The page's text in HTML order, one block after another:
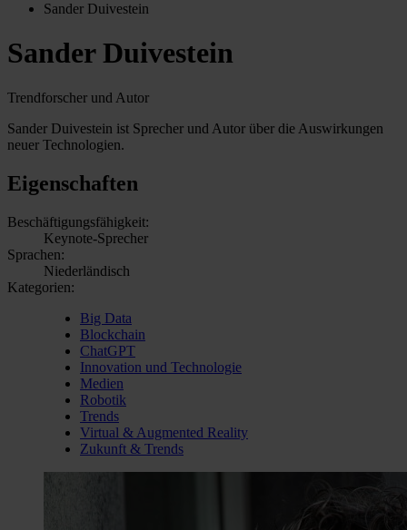
Sander Duivestein
Sander Duivestein
Trendforscher und Autor
Sander Duivestein ist Sprecher und Autor über die Auswirkungen
neuer Technologien.
Eigenschaften
Beschäftigungsfähigkeit:
Keynote-Sprecher
Sprachen:
Niederländisch
Kategorien:
Big Data
Blockchain
ChatGPT
Innovation und Technologie
Medien
Robotik
Trends
Virtual & Augmented Reality
Zukunft & Trends